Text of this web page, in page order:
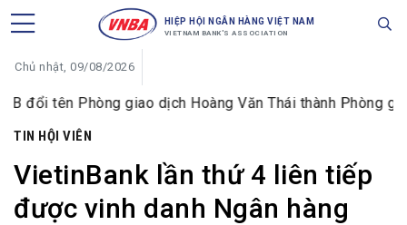
HIỆP HỘI NGÂN HÀNG VIỆT NAM
VIETNAM BANK'S ASSOCIATION
Chủ nhật, 09/08/2026
Phòng giao dịch Hoàng Văn Thái thành Phòng giao dịch
TIN HỘI VIÊN
VietinBank lần thứ 4 liên tiếp
được vinh danh Ngân hàng